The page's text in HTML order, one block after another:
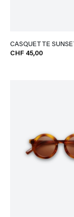
CASQUETTE
CHF 45,00